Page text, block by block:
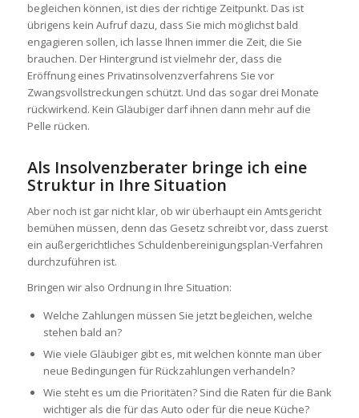
begleichen können, ist dies der richtige Zeitpunkt. Das ist
übrigens kein Aufruf dazu, dass Sie mich möglichst bald
engagieren sollen, ich lasse Ihnen immer die Zeit, die Sie
brauchen. Der Hintergrund ist vielmehr der, dass die
Eröffnung eines Privatinsolvenzverfahrens Sie vor
Zwangsvollstreckungen schützt. Und das sogar drei Monate
rückwirkend. Kein Gläubiger darf ihnen dann mehr auf die
Pelle rücken.
Als Insolvenzberater bringe ich eine
Struktur in Ihre Situation
Aber noch ist gar nicht klar, ob wir überhaupt ein Amtsgericht
bemühen müssen, denn das Gesetz schreibt vor, dass zuerst
ein außergerichtliches Schuldenbereinigungsplan-Verfahren
durchzuführen ist.
Bringen wir also Ordnung in Ihre Situation:
Welche Zahlungen müssen Sie jetzt begleichen, welche
stehen bald an?
Wie viele Gläubiger gibt es, mit welchen könnte man über
neue Bedingungen für Rückzahlungen verhandeln?
Wie steht es um die Prioritäten? Sind die Raten für die Bank
wichtiger als die für das Auto oder für die neue Küche?